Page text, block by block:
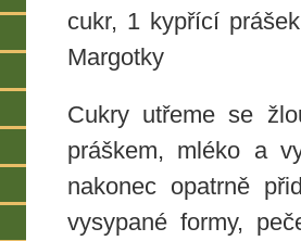
cukr, 1 kypřící
Margotky
Cukry utřeme se
práškem, mléko a
nakonec opatrně
vysypané formy,